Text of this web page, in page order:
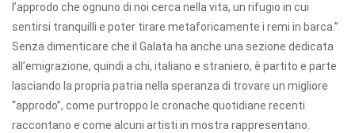
l’approdo che ognuno di noi cerca nella vita, un rifugio in cui
sentirsi tranquilli e poter tirare metaforicamente i remi in barca.”
Senza dimenticare che il Galata ha anche una sezione dedicata
all’emigrazione, quindi a chi, italiano e straniero, è partito e parte
lasciando la propria patria nella speranza di trovare un migliore
“approdo”, come purtroppo le cronache quotidiane recenti
raccontano e come alcuni artisti in mostra rappresentano.